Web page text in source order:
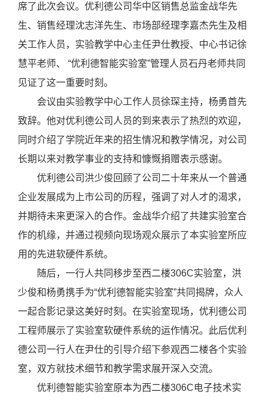
席了此次会议。优利德公司华中区销售总监金战华先
生、销售经理沈志洋先生、市场部经理李嘉杰先生及相
关工作人员，实验教学中心主任尹仕教授、中心书记徐
慧平老师、
“优利德智能实验室”管理人员石丹老师共同
见证了这一重要时刻。
会议由实验教学中心工作人员徐琛主持，杨勇首先
致辞。他对优利德公司人员的到来表示了热烈的欢迎，
同时介绍了学院近年来的招生情况和教学情况，对公司
长期以来对教学事业的支持和慷慨捐赠表示感谢。
优利德公司洪少俊回顾了公司二十年来从一个普通
企业发展成为上市公司的历程，强调了对人才的渴求，
并期待未来更深入的合作。金战华介绍了共建实验室合
作的机缘，并通过视频向现场观众展示了本实验室所应
用的先进软硬件系统。
随后，一行人共同移步至西二楼306C实验室，洪
少俊和杨勇携手为“优利德智能实验室”共同揭牌，众人
一起合影记录这美好时刻。在实验室现场，优利德公司
工程师展示了实验室软硬件系统的运作情况。此后优利
德公司一行人在尹仕的引导介绍下参观西二楼各个实验
室，双方就技术细节和教学需求展开深入交流。
优利德智能实验室原本为西二楼306C电子技术实